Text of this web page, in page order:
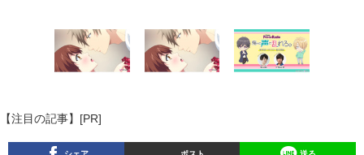
【注目の記事】[PR]
シェア ポスト 送る